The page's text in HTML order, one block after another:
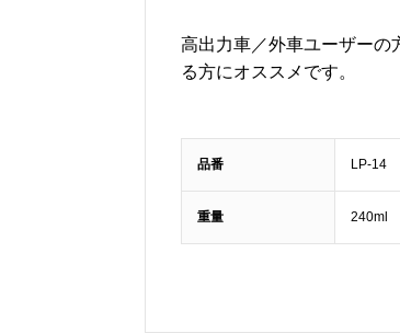
高出力車／外車ユーザーの
る方にオススメです。
品番 ‎LP-14
重量 240ml